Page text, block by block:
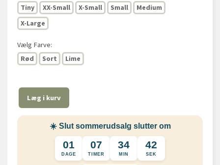
Tiny
XX-Small X-Small Small
Medium
X-Large
Vælg Farve:
Rød
Sort Lime
Læg i kurv
☀️ Slut sommerudsalg slutter om
01
DAGE
07
TIMER
34
MIN
42
SEK